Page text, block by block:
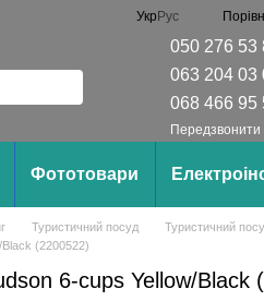
Укр Рус
050 276 53
063 204 03
068 466 95
Передзвонити
Фототовари
Туристичний посуд
Туристичний
(2200522)
6-cups Yellow/Black